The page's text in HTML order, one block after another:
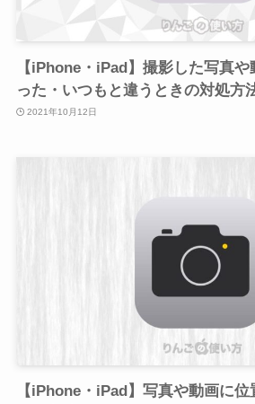
【iPhone・iPad】撮影した写真
った・いつもと違うときの対処方
2021年10月12日
【iPhone・iPad】写真や動画に